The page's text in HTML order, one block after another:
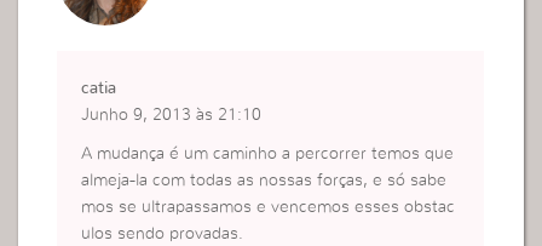
catia
Junho 9, 2013 às 21:10
A mudança é um caminho a percorrer temos que
almeja-la com todas as nossas forças, e só sabe
mos se ultrapassamos e vencemos esses obstac
ulos sendo provadas.